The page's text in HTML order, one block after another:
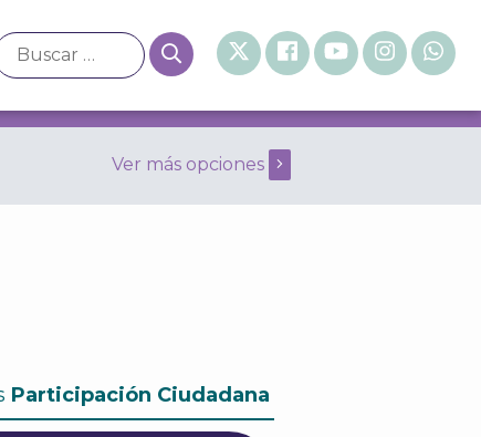
Ver más opciones
de 2003 Junio
Participación Ciudadana